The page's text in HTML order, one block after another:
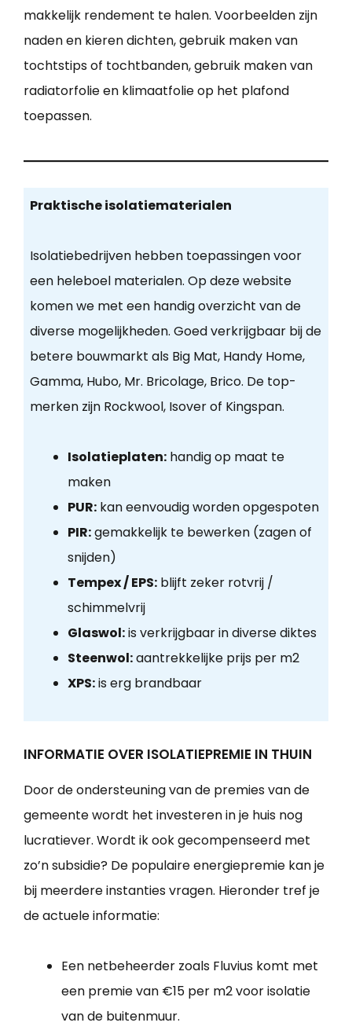
makkelijk rendement te halen. Voorbeelden zijn
naden en kieren dichten, gebruik maken van
tochtstips of tochtbanden, gebruik maken van
radiatorfolie en klimaatfolie op het plafond
toepassen.
Praktische isolatiematerialen
Isolatiebedrijven hebben toepassingen voor
een heleboel materialen. Op deze website
komen we met een handig overzicht van de
diverse mogelijkheden. Goed verkrijgbaar bij de
betere bouwmarkt als Big Mat, Handy Home,
Gamma, Hubo, Mr. Bricolage, Brico. De top-
merken zijn Rockwool, Isover of Kingspan.
Isolatieplaten:handig op maat te
maken
PUR:kan eenvoudig worden opgespoten
PIR:gemakkelijk te bewerken (zagen of
snijden)
Tempex / EPS:blijft zeker rotvrij /
schimmelvrij
Glaswol:is verkrijgbaar in diverse diktes
Steenwol:aantrekkelijke prijs per m2
XPS:is erg brandbaar
INFORMATIE OVER ISOLATIEPREMIE IN THUIN
Door de ondersteuning van de premies van de
gemeente wordt het investeren in je huis nog
lucratiever. Wordt ik ook gecompenseerd met
zo’n subsidie? De populaire energiepremie kan je
bij meerdere instanties vragen. Hieronder tref je
de actuele informatie:
Een netbeheerder zoals Fluvius komt met
een premie van €15 per m2 voor isolatie
van de buitenmuur.